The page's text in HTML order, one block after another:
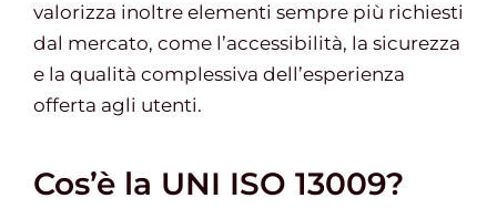
valorizza inoltre elementi sempre più richiesti
dal mercato, come l’accessibilità, la sicurezza
e la qualità complessiva dell’esperienza
offerta agli utenti.
Cos’è la UNI ISO 13009?